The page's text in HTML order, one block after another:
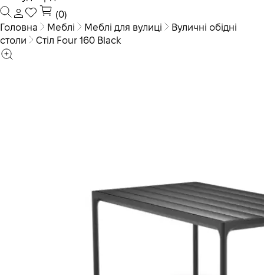
(0)
Головна
Меблі Меблі для вулиці
Вуличні обідні
столи
Стіл Four 160 Black